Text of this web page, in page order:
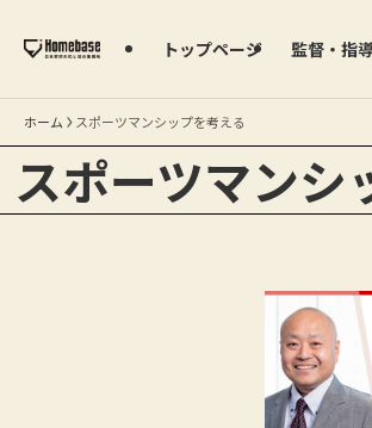
トップページ 監督・指
ホーム スポーツマンシップを考える
スポーツマンシ